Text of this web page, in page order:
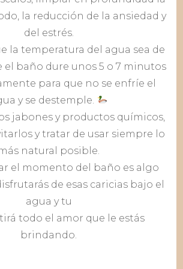
la reducción de la ansiedad y
del estrés.
la temperatura del agua sea de
el baño dure unos 5 o 7 minutos
para que no se enfríe el
y se destemple.
jabones y productos químicos,
y tratar de usar siempre lo
natural posible.
el momento del baño es algo
de esas caricias bajo el
agua y tu
todo el amor que le estás
brindando.